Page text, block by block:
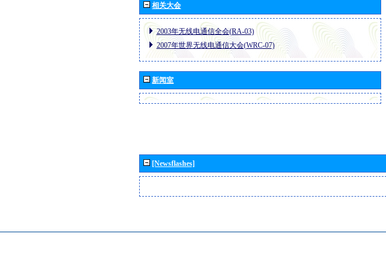
相关大会
2003年无线电通信全会(RA-03)
2007年世界无线电通信大会(WRC-07)
新闻室
[Newsflashes]